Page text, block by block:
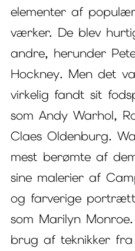
elementer af
værker. De blev
andre, herunder
Hockney. Men det
virkelig fandt sit
som Andy Warhol,
Claes Oldenburg.
mest berømte af
sine malerier af
og farverige
som Marilyn
brug af teknikker